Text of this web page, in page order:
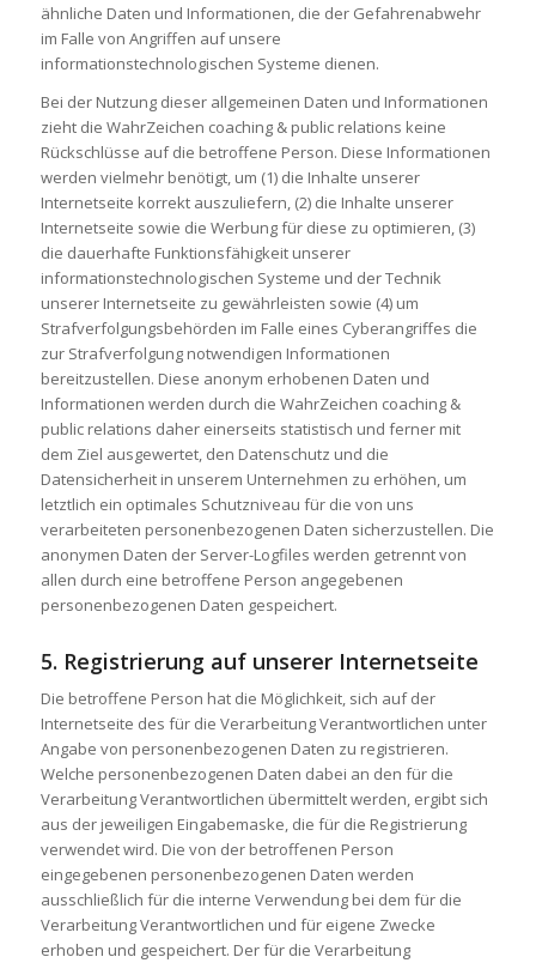
ähnliche Daten und Informationen, die der Gefahrenabwehr
im Falle von Angriffen auf unsere
informationstechnologischen Systeme dienen.
Bei der Nutzung dieser allgemeinen Daten und Informationen
zieht die WahrZeichen coaching & public relations keine
Rückschlüsse auf die betroffene Person. Diese Informationen
werden vielmehr benötigt, um (1) die Inhalte unserer
Internetseite korrekt auszuliefern, (2) die Inhalte unserer
Internetseite sowie die Werbung für diese zu optimieren, (3)
die dauerhafte Funktionsfähigkeit unserer
informationstechnologischen Systeme und der Technik
unserer Internetseite zu gewährleisten sowie (4) um
Strafverfolgungsbehörden im Falle eines Cyberangriffes die
zur Strafverfolgung notwendigen Informationen
bereitzustellen. Diese anonym erhobenen Daten und
Informationen werden durch die WahrZeichen coaching &
public relations daher einerseits statistisch und ferner mit
dem Ziel ausgewertet, den Datenschutz und die
Datensicherheit in unserem Unternehmen zu erhöhen, um
letztlich ein optimales Schutzniveau für die von uns
verarbeiteten personenbezogenen Daten sicherzustellen. Die
anonymen Daten der Server-Logfiles werden getrennt von
allen durch eine betroffene Person angegebenen
personenbezogenen Daten gespeichert.
5. Registrierung auf unserer Internetseite
Die betroffene Person hat die Möglichkeit, sich auf der
Internetseite des für die Verarbeitung Verantwortlichen unter
Angabe von personenbezogenen Daten zu registrieren.
Welche personenbezogenen Daten dabei an den für die
Verarbeitung Verantwortlichen übermittelt werden, ergibt sich
aus der jeweiligen Eingabemaske, die für die Registrierung
verwendet wird. Die von der betroffenen Person
eingegebenen personenbezogenen Daten werden
ausschließlich für die interne Verwendung bei dem für die
Verarbeitung Verantwortlichen und für eigene Zwecke
erhoben und gespeichert. Der für die Verarbeitung